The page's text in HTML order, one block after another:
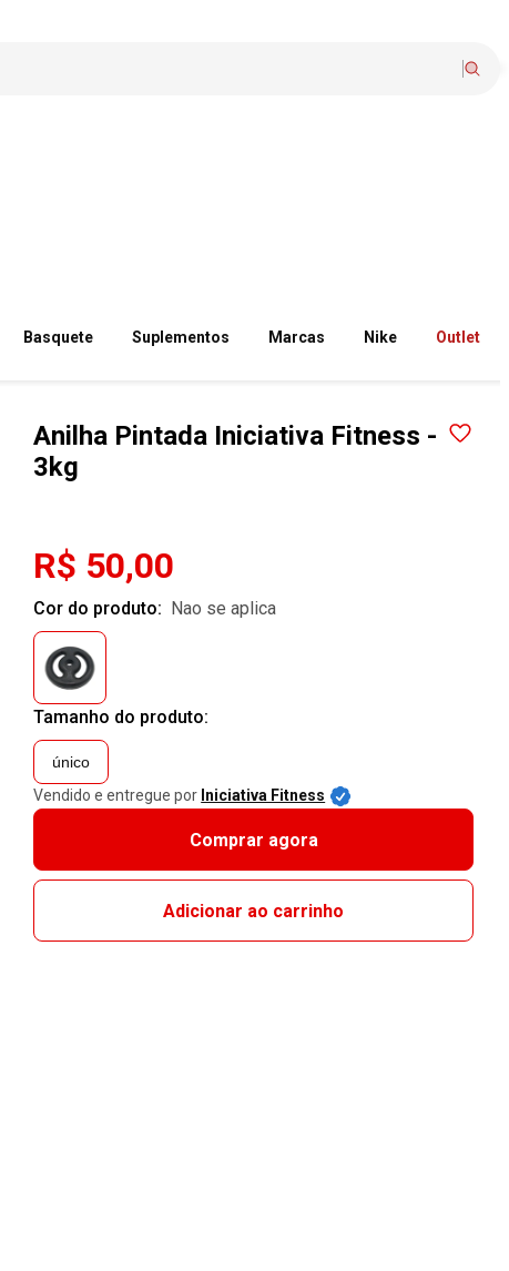
Basquete Suplementos Marcas Nike Outlet
Anilha Pintada Iniciativa Fitness -
3kg
R$ 50,00
Cor do produto: nao se aplica
Tamanho do produto:
único
Vendido e entregue por Iniciativa Fitness
Comprar agora
Adicionar ao carrinho